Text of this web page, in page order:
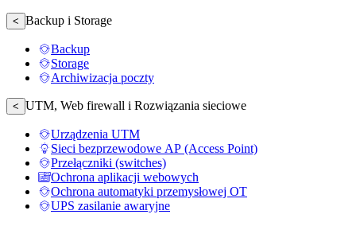
< Backup i Storage
Backup
Storage
Archiwizacja poczty
< UTM, Web firewall i Rozwiązania sieciowe
Urządzenia UTM
Sieci bezprzewodowe AP (Access Point)
Przełączniki (switches)
Ochrona aplikacji webowych
Ochrona automatyki przemysłowej OT
UPS zasilanie awaryjne